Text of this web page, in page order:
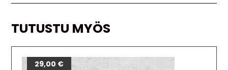
TUTUSTU MYÖS
29,00 €